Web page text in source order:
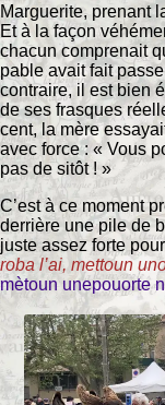
Marguerite, prenant
Et à la façon
chacun comprenait
pable avait fait
contraire, il est bien
de ses frasques
cent, la mère
avec force : « Vous
pas de sitôt ! »
C’est à ce moment
derrière une pile de
juste assez forte
roba l’ai, mettoun
mètoun unepouorte